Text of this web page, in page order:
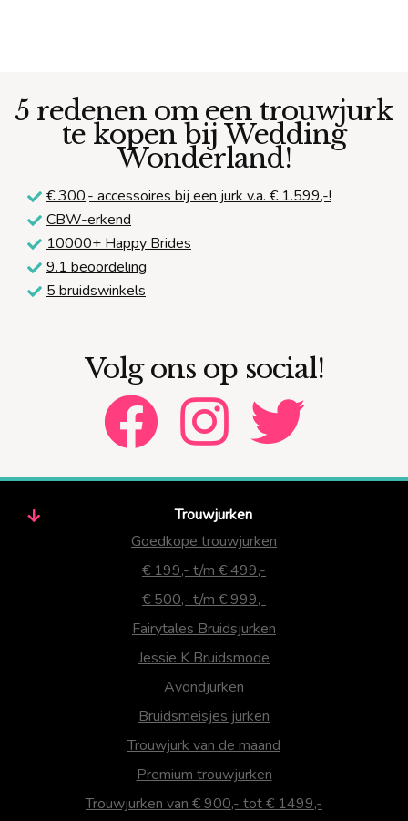
5 redenen om een trouwjurk
te kopen bij Wedding
Wonderland!
€ 300,- accessoires bij een jurk v.a. € 1.599,-!
CBW-erkend
10000+ Happy Brides
9.1 beoordeling
5 bruidswinkels
Volg ons op social!
Trouwjurken
Goedkope trouwjurken
€ 199,- t/m € 499,-
€ 500,- t/m € 999,-
Fairytales Bruidsjurken
Jessie K Bruidsmode
Avondjurken
Bruidsmeisjes jurken
Trouwjurk van de maand
Premium trouwjurken
Trouwjurken van € 900,- tot € 1499,-